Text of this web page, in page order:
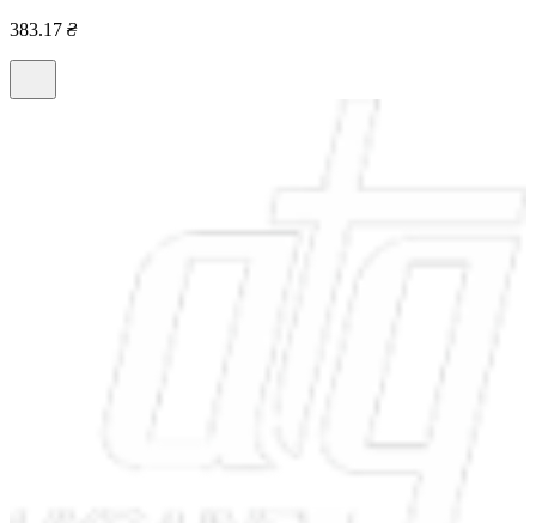
383.17 ₴